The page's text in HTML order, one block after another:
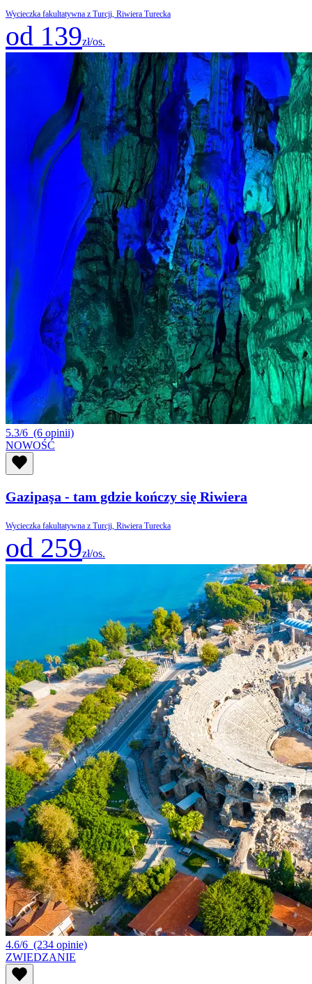
Wycieczka fakultatywna z Turcji, Riwiera Turecka
od 139zł/os.
5.3/6 (6 opinii)
NOWOŚĆ
Gazipaşa - tam gdzie kończy się Riwiera
Wycieczka fakultatywna z Turcji, Riwiera Turecka
od 259zł/os.
4.6/6 (234 opinie)
ZWIEDZANIE